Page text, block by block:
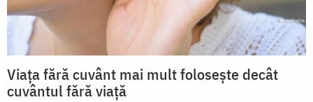
Viaţa fără cuvânt mai mult foloseşte decât
cuvântul fără viaţă